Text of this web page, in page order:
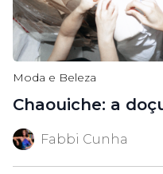
Moda e Beleza
Chaouiche: a
Fabbi Cunha